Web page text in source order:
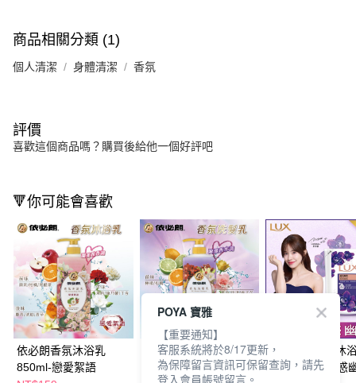
商品相關分類 (1)
個人清潔 身體清潔 香氛
評價
喜歡這個商品嗎？購買後給他一個好評吧
🔻你可能會喜歡
依必朗香氛沐浴乳
850ml-戀愛絮語
依必朗香氛洗髮乳
850ml-炙熱情迷
麗仕精油香氛沐
充包650ml-媚惑
POYA 寶雅
【重要通知】
客服系統將於8/17更新，
為保障留言資訊可保留查詢，請先
登入會員帳號留言。